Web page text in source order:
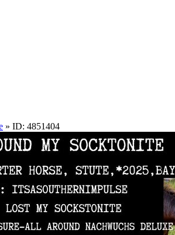
» ID: 4851404